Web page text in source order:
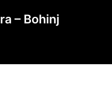
– Bohinj